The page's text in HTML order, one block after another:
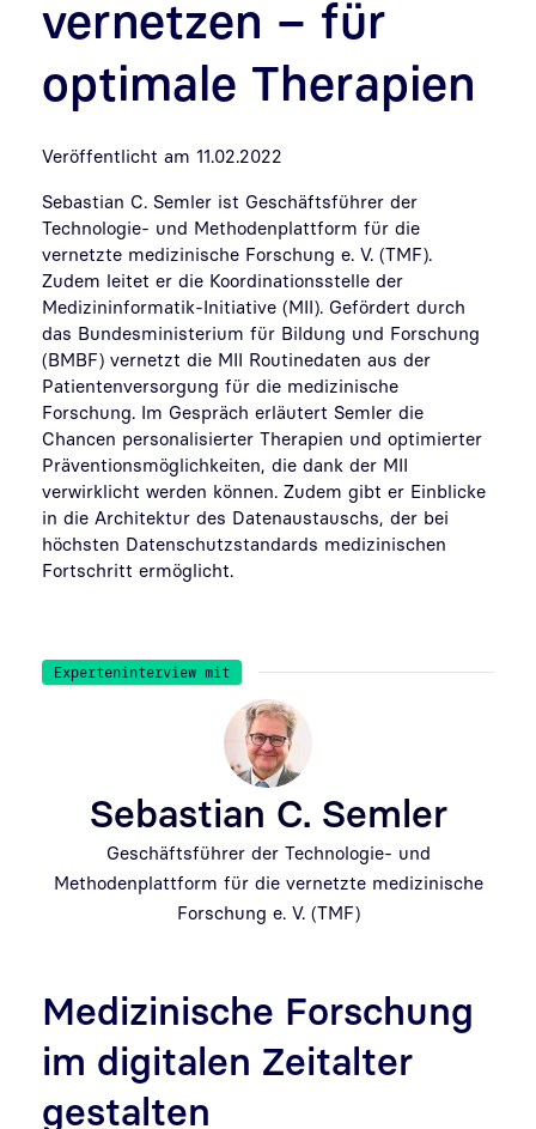
vernetzen – für
optimale Therapien
Veröffentlicht am 11.02.2022
Sebastian C. Semler ist Geschäftsführer der
Technologie- und Methodenplattform für die
vernetzte medizinische Forschung e. V. (TMF).
Zudem leitet er die Koordinationsstelle der
Medizininformatik-Initiative (MII). Gefördert durch
das Bundesministerium für Bildung und Forschung
(BMBF) vernetzt die MII Routinedaten aus der
Patientenversorgung für die medizinische
Forschung. Im Gespräch erläutert Semler die
Chancen personalisierter Therapien und optimierter
Präventionsmöglichkeiten, die dank der MII
verwirklicht werden können. Zudem gibt er Einblicke
in die Architektur des Datenaustauschs, der bei
höchsten Datenschutzstandards medizinischen
Fortschritt ermöglicht.
Experteninterview mit
Sebastian C. Semler
Geschäftsführer der Technologie- und
Methodenplattform für die vernetzte medizinische
Forschung e. V. (TMF)
Medizinische Forschung
im digitalen Zeitalter
gestalten